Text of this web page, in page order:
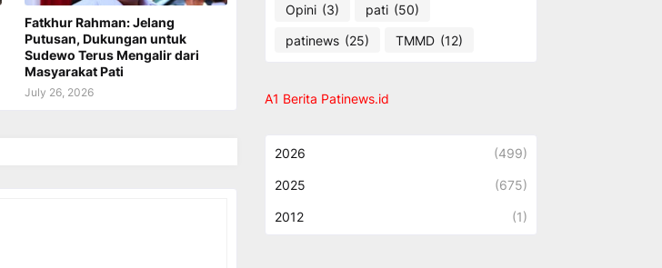
Fatkhur Rahman: Jelang
Putusan, Dukungan untuk
Sudewo Terus Mengalir dari
Masyarakat Pati
July 26, 2026
Opini (3) pati (50)
patinews (25) TMMD (12)
A1 Berita Patinews.id
2026 (499)
2025 (675)
2012 (1)